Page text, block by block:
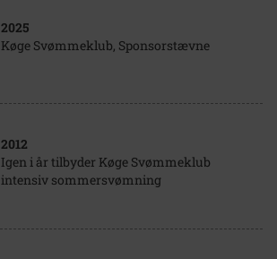
2025
Køge Svømmeklub, Sponsorstævne
2012
Igen i år tilbyder Køge Svømmeklub
intensiv sommersvømning